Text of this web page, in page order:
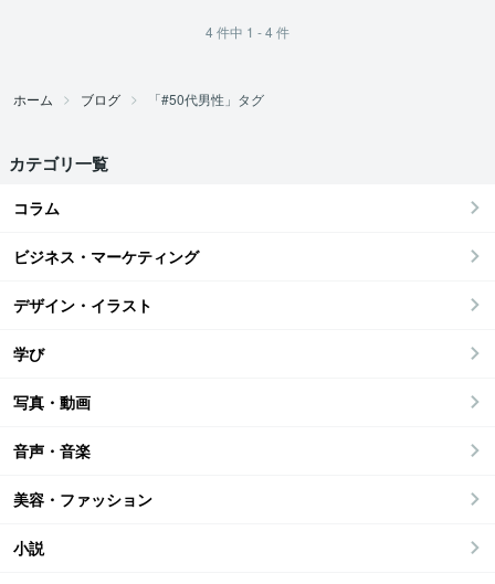
4件中 1 - 4件
ホーム ブログ 「#50代男性」タグ
カテゴリ一覧
コラム
ビジネス・マーケティング
デザイン・イラスト
学び
写真・動画
音声・音楽
美容・ファッション
小説